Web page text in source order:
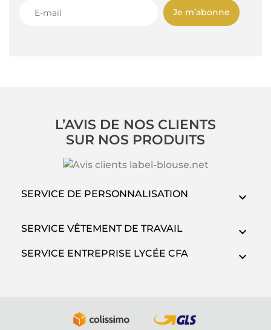
Je m’abonne
L’AVIS DE NOS CLIENTS
SUR NOS PRODUITS
SERVICE DE PERSONNALISATION
SERVICE VÊTEMENT DE TRAVAIL
SERVICE ENTREPRISE LYCÉE CFA